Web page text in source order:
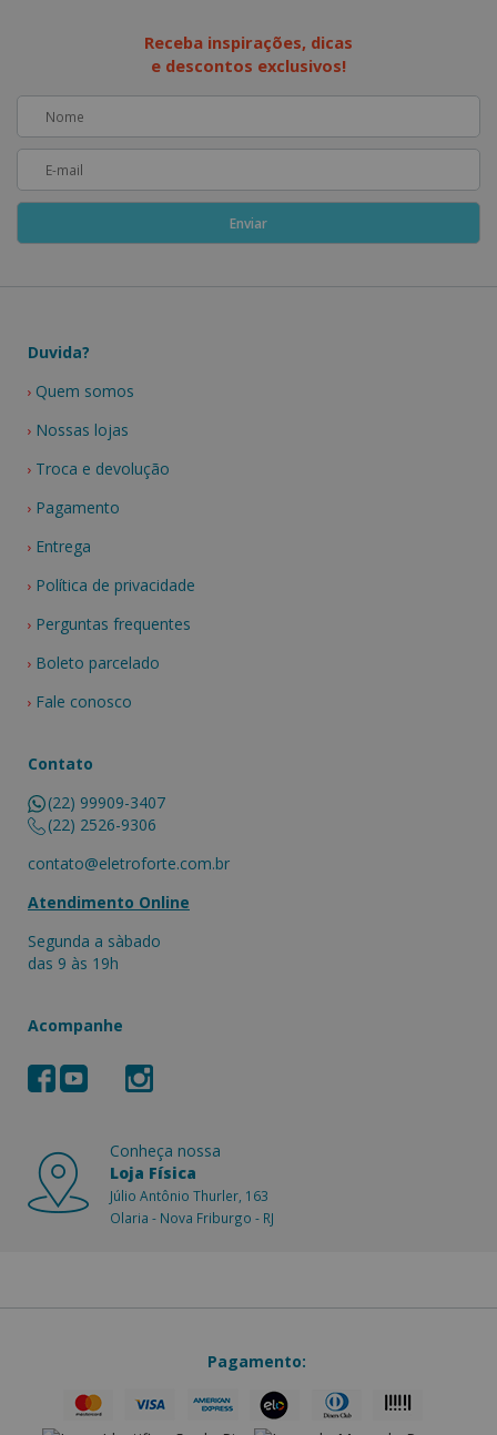
Receba inspirações, dicas
e descontos exclusivos!
Duvida?
Quem somos
Nossas lojas
Troca e devolução
Pagamento
Entrega
Política de privacidade
Perguntas frequentes
Boleto parcelado
Fale conosco
Contato
(22) 99909-3407
(22) 2526-9306
contato@eletroforte.com.br
Atendimento Online
Segunda a sàbado
das 9 às 19h
Acompanhe
Conheça nossa
Loja Física
Júlio Antônio Thurler, 163
Olaria - Nova Friburgo - RJ
Pagamento: